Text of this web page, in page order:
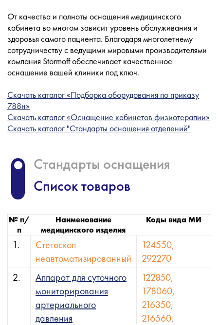
От качества и полноты оснащения медицинского
кабинета во многом зависит уровень обслуживания и
здоровья самого пациента. Благодаря многолетнему
сотрудничеству с ведущими мировыми производителями
компания Stormoff обеспечивает качественное
оснащение вашей клиники под ключ.
Скачать каталог «Подборка оборудования по приказу
788н»
Скачать каталог «Оснащение кабинетов физиотерапии»
Скачать каталог "Стандарты оснащения отделений"
Стандарты оснащения
Список товаров
№ п/
п
Наименование
медицинского изделия
Коды вида МИ
1.
Стетоскоп
неавтоматизированный
124550,
292270
2.
Аппарат для суточного
мониторирования
артериального
давления
122850,
178060,
216350,
216560,